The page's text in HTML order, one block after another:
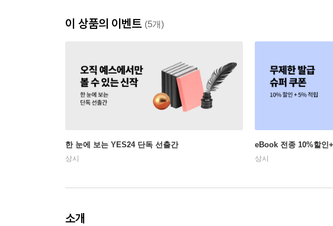
이 상품의 이벤트 (5개)
한 눈에 보는 YES24 단독 선출간
상시
eBook 전종 10%할인
상시
소개